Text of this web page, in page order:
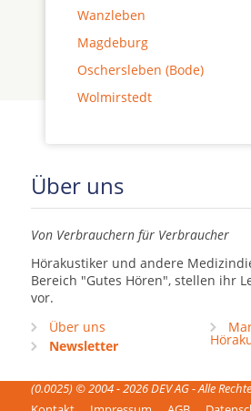
Wanzleben
Magdeburg
Oschersleben (Bode)
Wolmirstedt
Über uns
Von Verbrauchern für Verbraucher
Hörakustiker und andere
Bereich "Gutes Hören", stellen ihr
vor.
Über uns
Newsletter
(0.0025) © 2004 - 2026 DEV AG - Alle